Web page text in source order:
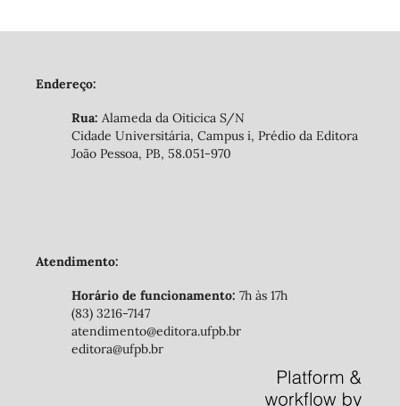
Endereço:
Rua: Alameda da Oiticica S/N
Cidade Universitária, Campus i, Prédio da Editora
João Pessoa, PB, 58.051-970
Atendimento:
Horário de funcionamento: 7h às 17h
(83) 3216-7147
atendimento@editora.ufpb.br
editora@ufpb.br